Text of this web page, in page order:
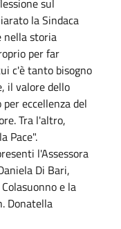
sul
la Sindaca
nella storia
per far
c'è tanto bisogno
il valore dello
eccellenza del
Tra l'altro,
Pace".
l'Assessora
Di Bari,
e la
Donatella